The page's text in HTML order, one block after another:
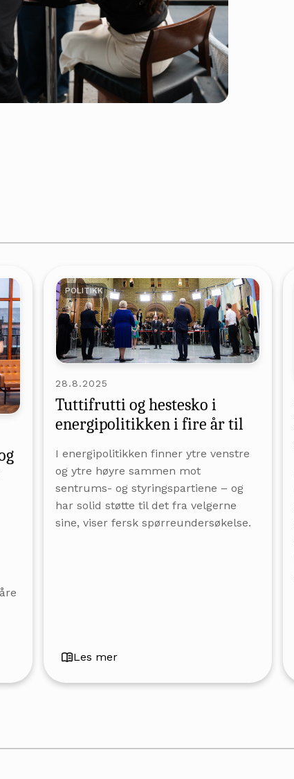
POLITIKK
28.8.2025
Tuttifrutti og hestesko i
energipolitikken i fire år til
I energipolitikken finner ytre venstre
og ytre høyre sammen mot
sentrums- og styringspartiene – og
har solid støtte til det fra velgerne
sine, viser fersk spørreundersøkelse.
Les mer